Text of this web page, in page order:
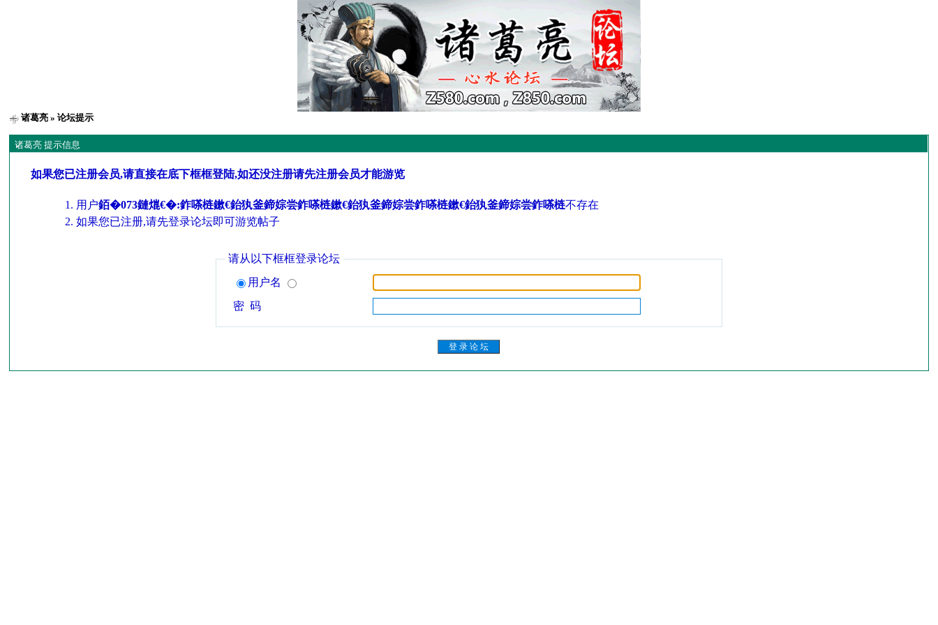
诸葛亮 » 论坛提示
诸葛亮 提示信息
如果您已注册会员,请直接在底下框框登陆,如还没注册请先注册会员才能游览
用户銆�073鏈熴€�:鈼嗏梿鏉€鈶犱釜鍗婃尝鈼嗏梿鏉€鈶犱釜鍗婃尝鈼嗏梿鏉€鈶犱釜鍗婃尝鈼嗏梿不存在
如果您已注册,请先登录论坛即可游览帖子
请从以下框框登录论坛
用户名
密 码